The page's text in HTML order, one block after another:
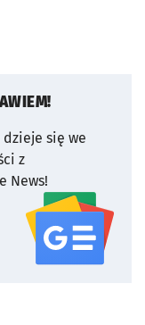
się we
z
News!
serwisu